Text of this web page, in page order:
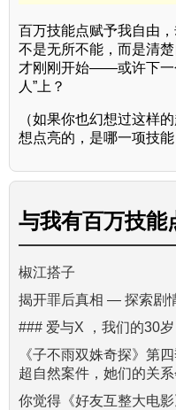
百万技能点赋予我自由，
不是无所不能，而是清
才刚刚开始——或许下一
人”上？
（如果你也幻想过这样
想点亮的，是哪一项技能
与我有百万技能
椒江搭子
揭开罪后真相 — 探索剧
### 爱与X ，我们的30岁
《子不雨双姝奇探》第
超自然案件，她们的关
你觉得《好友互整大电